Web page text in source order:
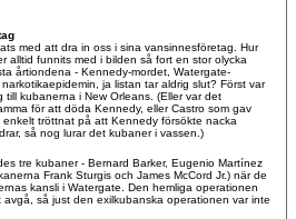
med att dra in oss i sina vansinnesföretag. Hur
alltid funnits med i bilden så fort en stor olycka
årtiondena - Kennedy-mordet, Watergate-
ja listan tar aldrig slut? Först var
kubanerna i New Orleans. (Eller var det
för att döda Kennedy, eller Castro som gav
tröttnat på att Kennedy försökte nacka
så nog lurar det kubaner i vassen.)
tre kubaner - Bernard Barker, Eugenio Martínez
Frank Sturgis och James McCord Jr.) när de
kansli i Watergate. Den hemliga operationen
så just den exilkubanska operationen var inte